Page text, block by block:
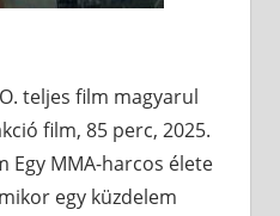
teljes film magyarul
film, 85 perc, 2025.
Egy MMA-harcos élete
egy küzdelem